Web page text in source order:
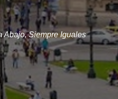
Abajo, Siempre Iguales